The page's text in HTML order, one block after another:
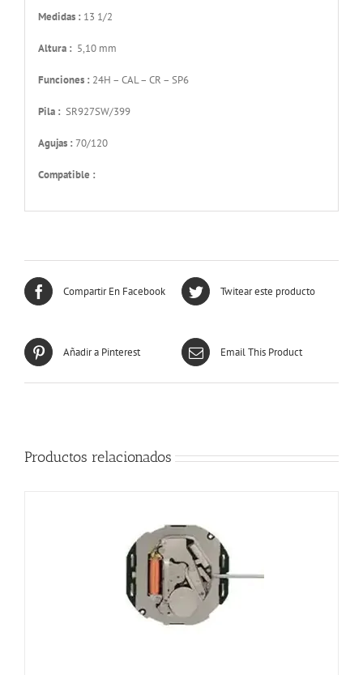
Medidas : 13 1/2
Altura : 5,10 mm
Funciones : 24H – CAL – CR – SP6
Pila : SR927SW/399
Agujas : 70/120
Compatible :
Compartir En Facebook Twitear este producto
Añadir a Pinterest Email This Product
Productos relacionados